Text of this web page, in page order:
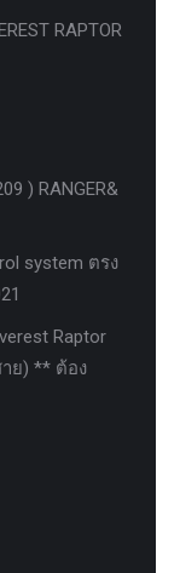
RAPTOR
) RANGER&
system ตรง
Raptor
ย) ** ต้อง